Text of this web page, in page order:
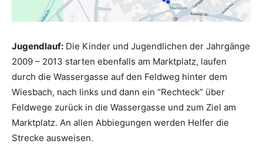
Jugendlauf: Die Kinder und Jugendlichen der Jahrgänge
2009 – 2013 starten ebenfalls am Marktplatz, laufen
durch die Wassergasse auf den Feldweg hinter dem
Wiesbach, nach links und dann ein “Rechteck” über
Feldwege zurück in die Wassergasse und zum Ziel am
Marktplatz. An allen Abbiegungen werden Helfer die
Strecke ausweisen.